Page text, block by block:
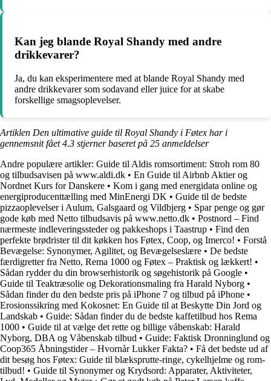
Kan jeg blande Royal Shandy med andre
drikkevarer?
Ja, du kan eksperimentere med at blande Royal Shandy med
andre drikkevarer som sodavand eller juice for at skabe
forskellige smagsoplevelser.
Artiklen Den ultimative guide til Royal Shandy i Føtex har i
gennemsnit fået4.3 stjerner baseret på 25 anmeldelser
Andre populære artikler: Guide til Aldis romsortiment: Stroh rom 80
og tilbudsavisen på www.aldi.dk • En Guide til Airbnb Aktier og
Nordnet Kurs for Danskere • Kom i gang med energidata online og
energiproducenttælling med MinEnergi DK • Guide til de bedste
pizzaoplevelser i Aulum, Galsgaard og Vildbjerg • Spar penge og gør
gode køb med Netto tilbudsavis på www.netto.dk • Postnord – Find
nærmeste indleveringssteder og pakkeshops i Taastrup • Find den
perfekte brødrister til dit køkken hos Føtex, Coop, og Imerco! • Forstå
Bevægelse: Synonymer, Agilitet, og Bevægelseslære • De bedste
færdigretter fra Netto, Rema 1000 og Føtex – Praktisk og lækkert! •
Sådan rydder du din browserhistorik og søgehistorik på Google •
Guide til Teaktræsolie og Dekorationsmaling fra Harald Nyborg •
Sådan finder du den bedste pris på iPhone 7 og tilbud på iPhone •
Erosionssikring med Kokosnet: En Guide til at Beskytte Din Jord og
Landskab • Guide: Sådan finder du de bedste kaffetilbud hos Rema
1000 • Guide til at vælge det rette og billige våbenskab: Harald
Nyborg, DBA og Våbenskab tilbud • Guide: Faktisk Dronninglund og
Coop365 Åbningstider – Hvornår Lukker Fakta? • Få det bedste ud af
dit besøg hos Føtex: Guide til blæksprutte-ringe, cykelhjelme og rom-
tilbud! • Guide til Synonymer og Krydsord: Apparater, Aktiviteter,